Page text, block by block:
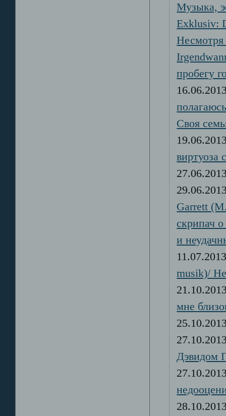
Музыка,
Exklusiv:
Несмотря
пробегу
Своя
виртуоза
Garrett
скрипач
и
musik)/
мне
Дэвидом